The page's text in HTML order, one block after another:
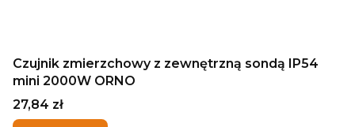
Czujnik zmierzchowy z zewnętrzną sondą IP54
mini 2000W ORNO
Cena
27,84 zł